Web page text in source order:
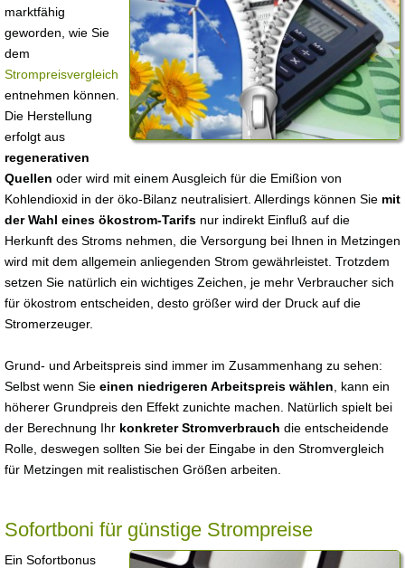
marktfähig
geworden, wie Sie
dem
Strompreisvergleich
entnehmen können.
Die Herstellung
erfolgt aus
regenerativen
Quellen oder wird mit einem Ausgleich für die Emißion von
Kohlendioxid in der öko-Bilanz neutralisiert. Allerdings können Sie mit
der Wahl eines ökostrom-Tarifs nur indirekt Einfluß auf die
Herkunft des Stroms nehmen, die Versorgung bei Ihnen in Metzingen
wird mit dem allgemein anliegenden Strom gewährleistet. Trotzdem
setzen Sie natürlich ein wichtiges Zeichen, je mehr Verbraucher sich
für ökostrom entscheiden, desto größer wird der Druck auf die
Stromerzeuger.
Grund- und Arbeitspreis sind immer im Zusammenhang zu sehen:
Selbst wenn Sie einen niedrigeren Arbeitspreis wählen , kann ein
höherer Grundpreis den Effekt zunichte machen. Natürlich spielt bei
der Berechnung Ihr konkreter Stromverbrauch die entscheidende
Rolle, deswegen sollten Sie bei der Eingabe in den Stromvergleich
für Metzingen mit realistischen Größen arbeiten.
Sofortboni für günstige Strompreise
Ein Sofortbonus